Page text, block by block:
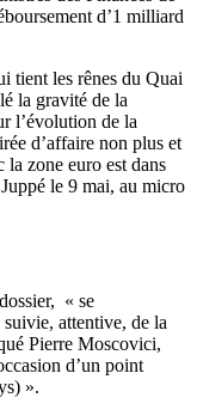
d’1 milliard
tient les rênes du Quai
la gravité de la
l’évolution de la
d’affaire non plus et
la zone euro est dans
le 9 mai, au micro
« se
attentive, de la
Pierre Moscovici,
d’un point
».